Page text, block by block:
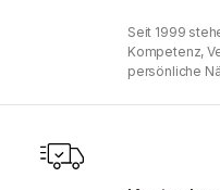
Seit 1999
Kompetenz,
persönliche